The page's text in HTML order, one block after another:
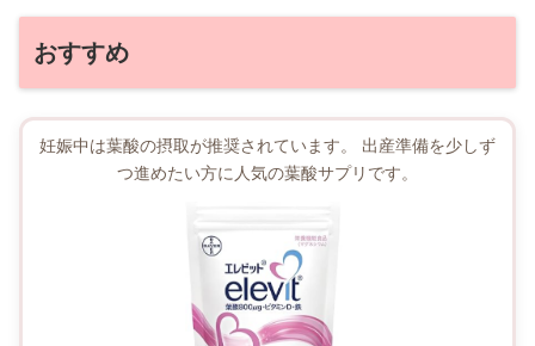
おすすめ
妊娠中は葉酸の摂取が推奨されています。 出産準備を少しず
つ進めたい方に人気の葉酸サプリです。